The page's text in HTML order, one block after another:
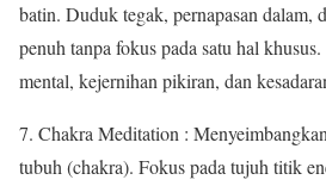
batin. Duduk tegak, pernapasan dalam,
penuh tanpa fokus pada satu hal
mental, kejernihan pikiran, dan
7. Chakra Meditation :
tubuh (chakra). Fokus pada tujuh titik